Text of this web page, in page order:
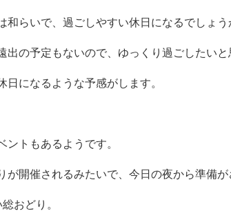
和らいで、過ごしやすい休日になるでしょう
出の予定もないので、ゆっくり過ごしたいと
日になるような予感がします。
ントもあるようです。
が開催されるみたいで、今日の夜から準備が
おどり。